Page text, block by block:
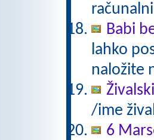
Babi
lahko
naložite
/ime
6